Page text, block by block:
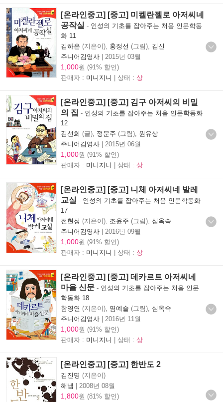
[온라인중고] [중고] 미켈란젤로 아저씨네
공작실 - 인성의 기초를 잡아주는 처음 인문학동
화 11
김하은 (지은이), 홍정선 (그림), 김신
주니어김영사 | 2015년 03월
1,000원 (91% 할인)
판매자 : 미니지니 | 상태 : 상
[온라인중고] [중고] 김구 아저씨의 비밀
의 집 - 인성의 기초를 잡아주는 처음 인문학동화
12
김선희 (글), 정문주 (그림), 원유상
주니어김영사 | 2015년 06월
1,000원 (91% 할인)
판매자 : 미니지니 | 상태 : 상
[온라인중고] [중고] 니체 아저씨네 발레
교실 - 인성의 기초를 잡아주는 처음 인문학동화
17
전현정 (지은이), 조윤주 (그림), 심옥숙
주니어김영사 | 2016년 09월
1,000원 (91% 할인)
판매자 : 미니지니 | 상태 : 상
[온라인중고] [중고] 데카르트 아저씨네
마을 신문 - 인성의 기초를 잡아주는 처음 인문
학동화 18
함영연 (지은이), 염예슬 (그림), 심옥숙
주니어김영사 | 2016년 11월
1,000원 (91% 할인)
판매자 : 미니지니 | 상태 : 상
[온라인중고] [중고] 한반도 2
김진명 (지은이)
해냄 | 2008년 08월
1,800원 (81% 할인)